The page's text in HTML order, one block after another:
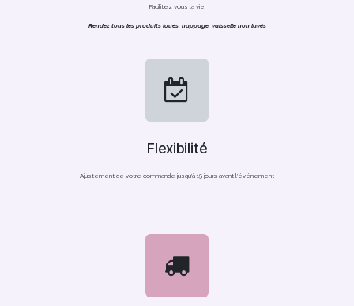
Facilitez vous la vie
Rendez tous les produits loués, nappage, vaisselle non lavés
Flexibilité
Ajustement de votre commande jusqu'à 15 jours avant l'événement